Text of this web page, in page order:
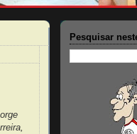
Pesquisar